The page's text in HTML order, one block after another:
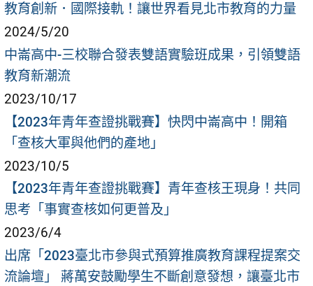
教育創新．國際接軌！讓世界看見北市教育的力量
2024/5/20
中崙高中-三校聯合發表雙語實驗班成果，引領雙語
教育新潮流
2023/10/17
【2023年青年查證挑戰賽】快閃中崙高中！開箱
「查核大軍與他們的產地」
2023/10/5
【2023年青年查證挑戰賽】青年查核王現身！共同
思考「事實查核如何更普及」
2023/6/4
出席「2023臺北市參與式預算推廣教育課程提案交
流論壇」 蔣萬安鼓勵學生不斷創意發想，讓臺北市